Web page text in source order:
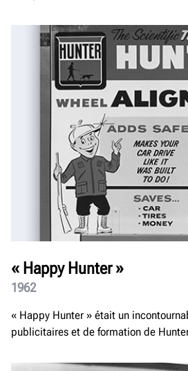
« Happy Hunter »
1962
« Happy Hunter » était un
publicitaires et de formation de